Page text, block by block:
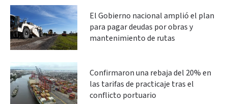
El Gobierno nacional amplió el plan
para pagar deudas por obras y
mantenimiento de rutas
Confirmaron una rebaja del 20% en
las tarifas de practicaje tras el
conflicto portuario